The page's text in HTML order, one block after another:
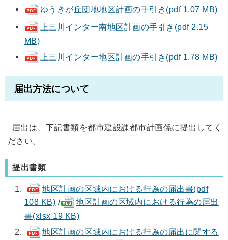
ゆうきが丘団地地区計画の手引き(pdf 1.07 MB)
上三川インター南地区計画の手引き(pdf 2.15
MB)
上三川インター地区計画の手引き(pdf 1.78 MB)
届出方法について
届出は、下記書類を都市建設課都市計画係に提出してく
ださい。
提出書類
地区計画の区域内における行為の届出書(pdf
108 KB) /
地区計画の区域内における行為の届出
書(xlsx 19 KB)
地区計画の区域内における行為の届出に関する